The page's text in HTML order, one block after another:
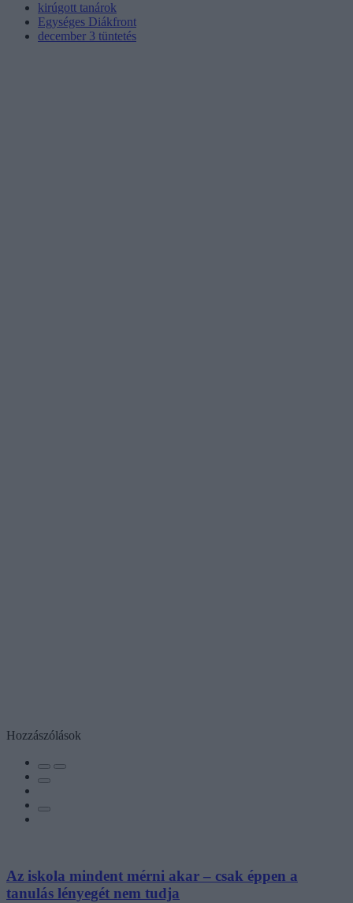
kirúgott tanárok
Egységes Diákfront
december 3 tüntetés
Hozzászólások
Az iskola mindent mérni akar – csak éppen a
tanulás lényegét nem tudja